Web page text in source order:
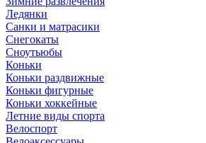
Ледянки
Санки и матрасики
Снегокаты
Сноутьюбы
Коньки
Коньки раздвижные
Коньки фигурные
Коньки хоккейные
Летние виды спорта
Велоспорт